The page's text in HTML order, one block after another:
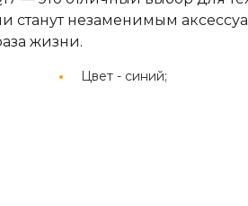
станут незаменимым
жизни.
Цвет - синий;